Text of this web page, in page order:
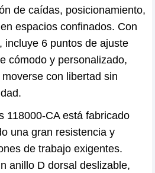
de caídas, posicionamiento,
espacios confinados. Con
incluye 6 puntos de ajuste
cómodo y personalizado,
con libertad sin
118000-CA está fabricado
una gran resistencia y
de trabajo exigentes.
anillo D dorsal deslizable,